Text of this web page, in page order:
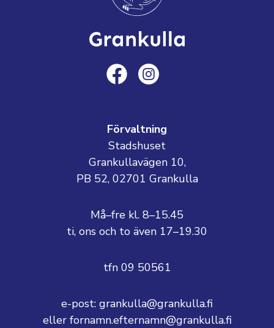
Förvaltning
Stadshuset
Grankullavägen 10,
PB 52, 02701 Grankulla
Må–fre kl. 8–15.45
ti, ons och to även 17–19.30
tfn 09 50561
e-post: grankulla@grankulla.fi
eller fornamn.efternamn@grankulla.fi